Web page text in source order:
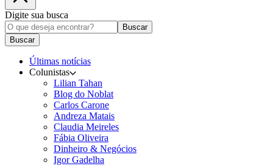
Digite sua busca
Buscar
Buscar
Últimas notícias
Colunistas
Lilian Tahan
Blog do Noblat
Carlos Carone
Andreza Matais
Claudia Meireles
Fábia Oliveira
Dinheiro & Negócios
Igor Gadelha